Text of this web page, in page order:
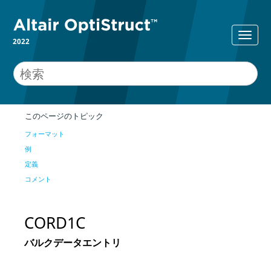
2022
このページのトピック
フォーマット
例
定義
コメント
CORD1C
バルクデータエントリ